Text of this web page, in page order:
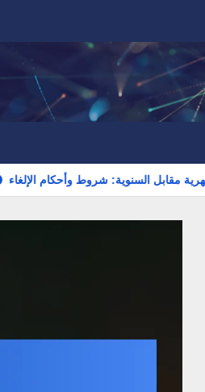
الشهرية مقابل السنوية: شروط وأحكام